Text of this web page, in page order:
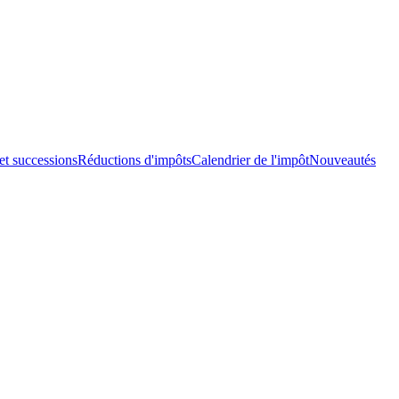
successionsRéductions d'impôtsCalendrier de l'impôtNouveautés